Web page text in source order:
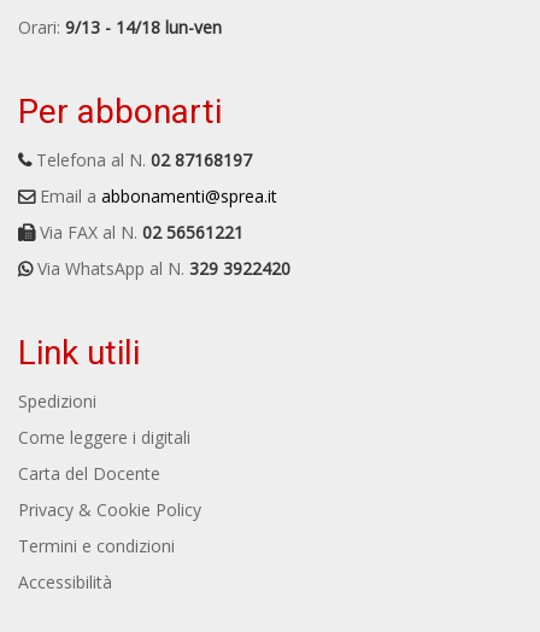
Orari: 9/13 - 14/18 lun-ven
Per abbonarti
Telefona al N. 02 87168197
Email a abbonamenti@sprea.it
Via FAX al N. 02 56561221
Via WhatsApp al N. 329 3922420
Link utili
Spedizioni
Come leggere i digitali
Carta del Docente
Privacy & Cookie Policy
Termini e condizioni
Accessibilità